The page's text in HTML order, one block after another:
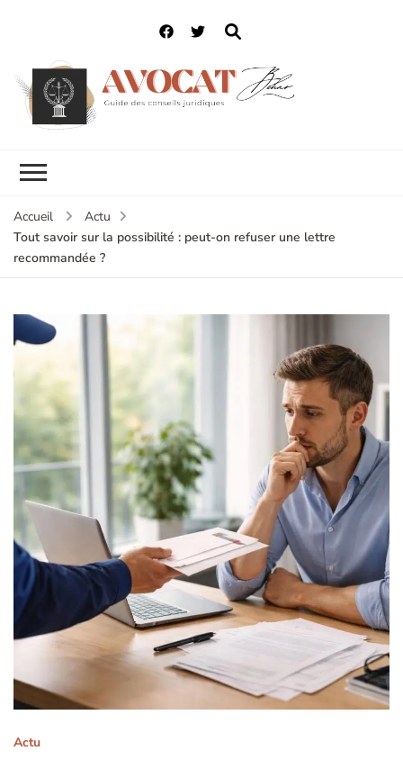
Accueil
Actu
Tout savoir sur la possibilité : peut-on refuser une lettre
recommandée ?
Actu